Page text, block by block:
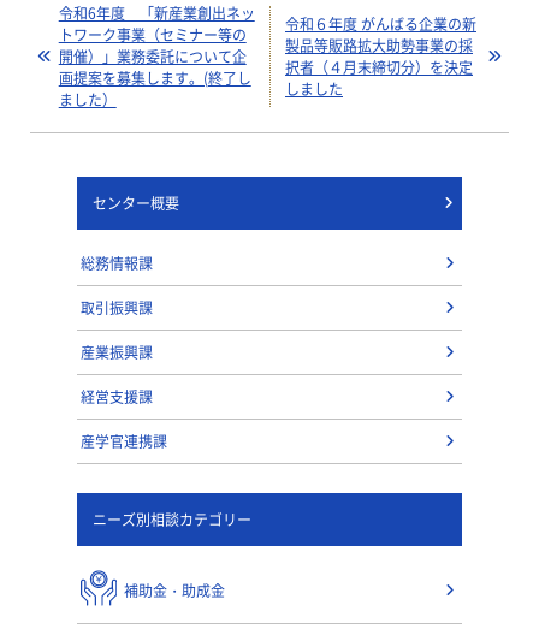
令和6年度 「新産業創出ネッ
トワーク事業（セミナー等の
開催）」業務委託について企
画提案を募集します。(終了し
ました）
令和６年度 がんばる企業の新
製品等販路拡大助勢事業の採
択者（４月末締切分）を決定
しました
センター概要
総務情報課
取引振興課
産業振興課
経営支援課
産学官連携課
ニーズ別相談カテゴリー
補助金・助成金